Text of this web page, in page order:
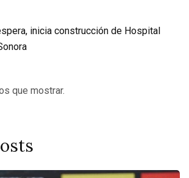
inicia construcción de Hospital
que mostrar.